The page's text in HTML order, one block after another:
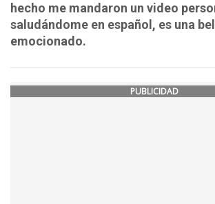
hecho me mandaron un video
saludándome en español, es una
emocionado.
PUBLICIDAD